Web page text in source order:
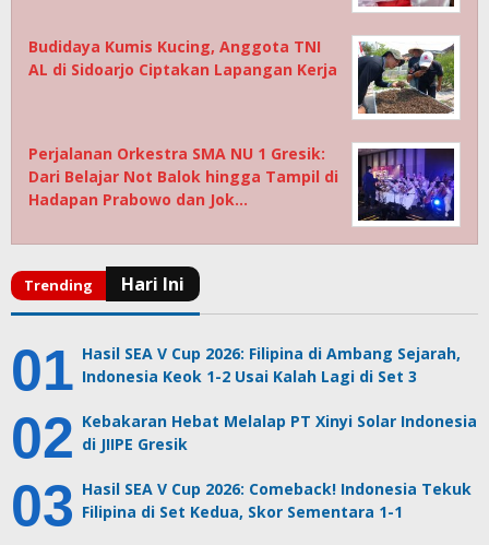
Budidaya Kumis Kucing, Anggota TNI
AL di Sidoarjo Ciptakan Lapangan Kerja
Perjalanan Orkestra SMA NU 1 Gresik:
Dari Belajar Not Balok hingga Tampil di
Hadapan Prabowo dan Jok…
Hasil SEA V Cup 2026: Filipina di Ambang Sejarah,
Indonesia Keok 1-2 Usai Kalah Lagi di Set 3
Kebakaran Hebat Melalap PT Xinyi Solar Indonesia
di JIIPE Gresik
Hasil SEA V Cup 2026: Comeback! Indonesia Tekuk
Filipina di Set Kedua, Skor Sementara 1-1